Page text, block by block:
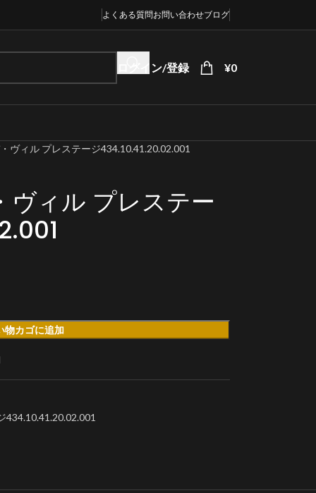
よくある質問お問い合わせブログ
ログイン/登録 ¥0
ヴィル プレステージ434.10.41.20.02.001
ヴィル プレステー
物カゴに追加
434.10.41.20.02.001